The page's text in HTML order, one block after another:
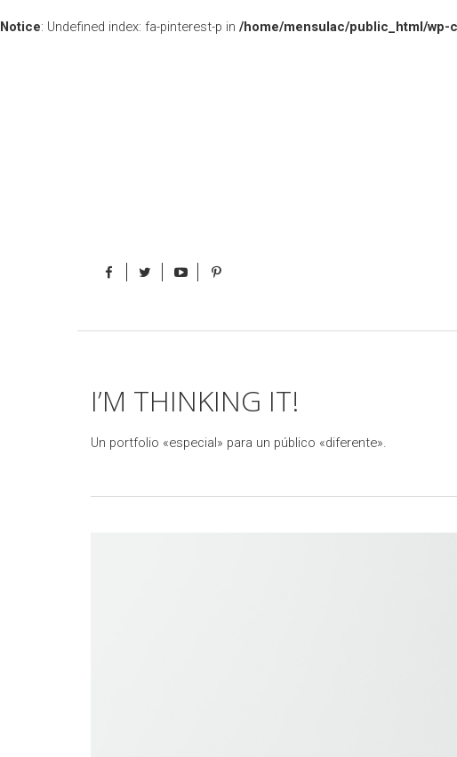
Notice: Undefined index: fa-pinterest-p in /home/mensulac/public_html/
I’M THINKING IT!
Un portfolio «especial» para un público «diferente».